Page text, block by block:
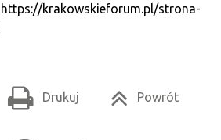
https://krakowskieforum.pl/strona-
Drukuj Powrót